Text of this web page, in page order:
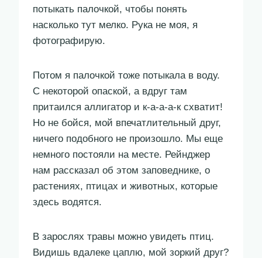
потыкать палочкой, чтобы понять
насколько тут мелко. Рука не моя, я
фотографирую.
Потом я палочкой тоже потыкала в воду.
С некоторой опаской, а вдруг там
притаился аллигатор и к-а-а-а-к схватит!
Но не бойся, мой впечатлительный друг,
ничего подобного не произошло. Мы еще
немного постояли на месте. Рейнджер
нам рассказал об этом заповеднике, о
растениях, птицах и животных, которые
здесь водятся.
В зарослях травы можно увидеть птиц.
Видишь вдалеке цаплю, мой зоркий друг?